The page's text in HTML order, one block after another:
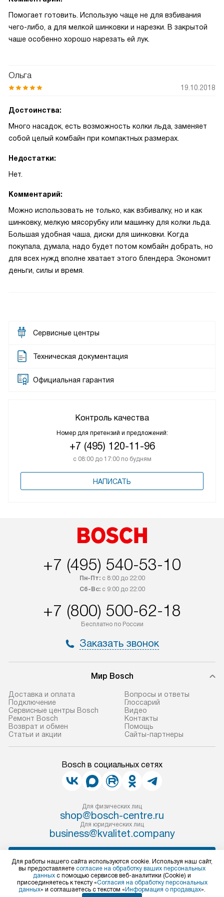
Помогает готовить. Использую чаще не для взбивания
чего-либо, а для мелкой шинковки и нарезки. В закрытой
чаше особенно хорошо нарезать ей лук.
Ольга
19.10.2018
Достоинства:
Много насадок, есть возможность колки льда, заменяет
собой целый комбайн при компактных размерах.
Недостатки:
Нет.
Комментарий:
Можно использовать не только, как взбивалку, но и как
шинковку, мелкую мясорубку или машинку для колки льда.
Большая удобная чаша, диски для шинковки. Когда
покупала, думала, надо будет потом комбайн добрать, но
для всех нужд вполне хватает этого блендера. Экономит
деньги, силы и время.
Сервисные центры
Техническая документация
Официальная гарантия
Контроль качества
Номер для претензий и предложений:
+7 (495) 120-11-96
с 08:00 до 17:00 по будням
НАПИСАТЬ
+7 (495) 540-53-10
Пн-Пт:с 8:00 до 22:00
Сб-Вс:с 9:00 до 22:00
+7 (800) 500-62-18
Бесплатно по России
Заказать звонок
Мир Bosch
Доставка и оплата
Подключение
Сервисные центры Bosch
Ремонт Bosch
Возврат и обмен
Статьи и акции
Вопросы и ответы
Глоссарий
Видео
Контакты
Помощь
Сайты-партнеры
Bosch в социальных сетях
Для физических лиц
shop@bosch-centre.ru
Для юридических лиц
business@kvalitet.company
Политика конфиденциальности
Условия продажи
Для работы нашего сайта используются cookie. Используя наш сайт,
вы предоставляете согласие на обработку ваших персональных
данных с помощью сервисов веб-аналитики (Cookie) и
присоединяетесь к тексту «Согласия на обработку персональных
данных» и соглашаетесь с текстом « Информация о продавцах».